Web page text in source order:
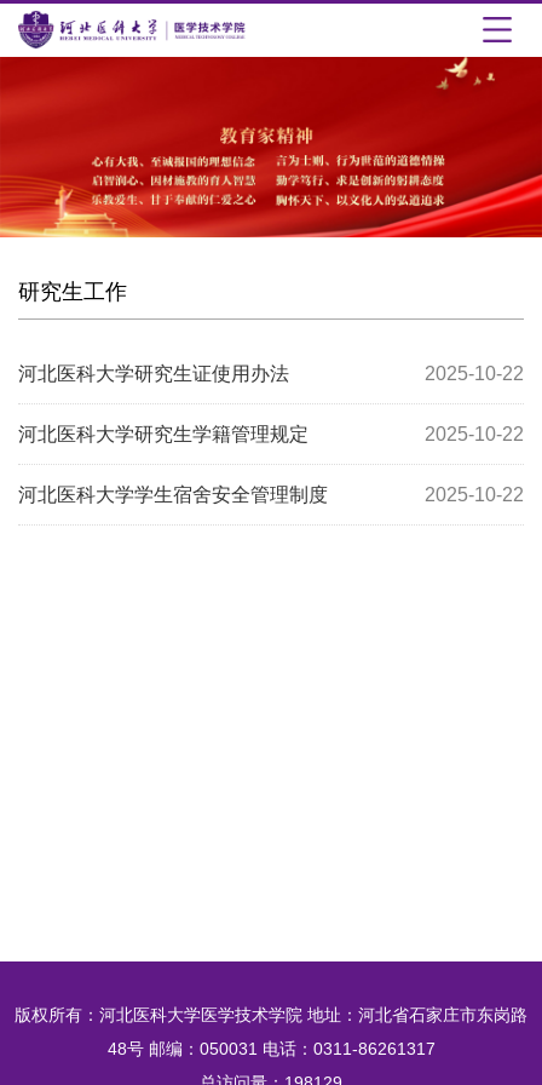
研究生工作
河北医科大学研究生证使用办法 2025-10-22
河北医科大学研究生学籍管理规定 2025-10-22
河北医科大学学生宿舍安全管理制度 2025-10-22
版权所有：河北医科大学医学技术学院 地址：河北省石家庄市东岗路
48号 邮编：050031 电话：0311-86261317